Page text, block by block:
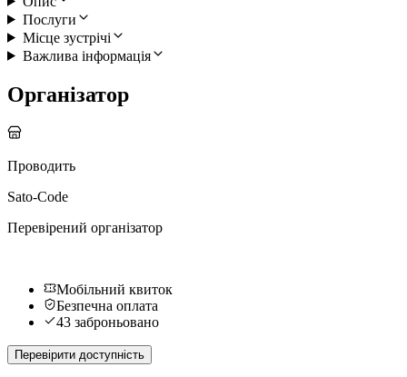
Послуги
Місце зустрічі
Важлива інформація
Організатор
Проводить
Sato-Code
Перевірений організатор
Мобільний квиток
Безпечна оплата
43 заброньовано
Перевірити доступність